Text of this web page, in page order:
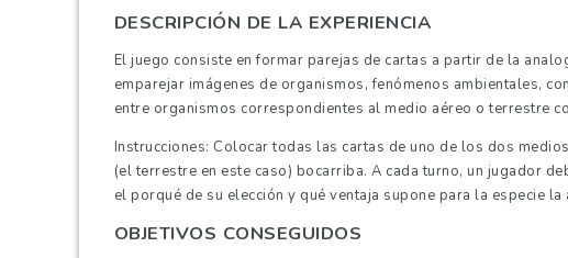
DESCRIPCIÓN DE LA EXPERIENCIA
El juego consiste en formar parejas de cartas a partir de la
emparejar imágenes de organismos, fenómenos ambientales,
entre organismos correspondientes al medio aéreo o terrestre
Instrucciones: Colocar todas las cartas de uno de los dos
(el terrestre en este caso) bocarriba. A cada turno, un jugador
el porqué de su elección y qué ventaja supone para la especie
OBJETIVOS CONSEGUIDOS